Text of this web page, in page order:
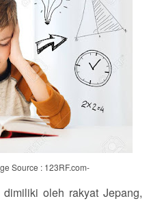
Source : 123RF.com-
oleh rakyat Jepang,